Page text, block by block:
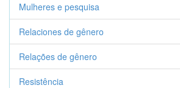
Mulheres e pesquisa
Relaciones de gênero
Relações de gênero
Resistência